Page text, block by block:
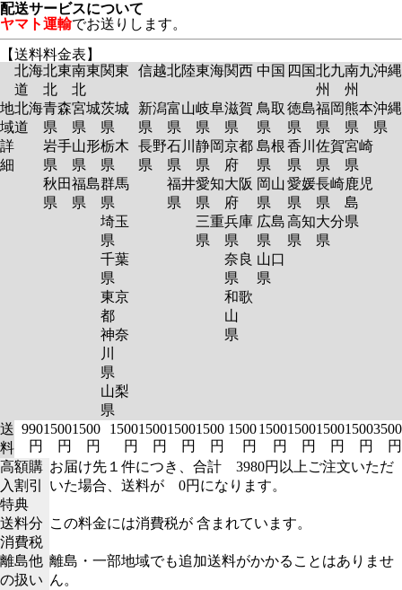
配送サービスについて
ヤマト運輸でお送りします。
【送料料金表】
北海
道
北東
北
南東
北
関東 信越北陸東海関西 中国 四国北九
州
南九
州
沖縄
地
域
詳
細
北海
道
青森
県
岩手
県
秋田
県
宮城
県
山形
県
福島
県
茨城
県
栃木
県
群馬
県
埼玉
県
千葉
県
東京
都
神奈
川
県
山梨
県
新潟
県
長野
県
富山
県
石川
県
福井
県
岐阜
県
静岡
県
愛知
県
三重
県
滋賀
県
京都
府
大阪
府
兵庫
県
奈良
県
和歌
山
県
鳥取
県
島根
県
岡山
県
広島
県
山口
県
徳島
県
香川
県
愛媛
県
高知
県
福岡
県
佐賀
県
長崎
県
大分
県
熊本
県
宮崎
県
鹿児
島
県
沖縄
県
送
料
990
円
1500
円
1500
円
1500
円
1500
円
1500
円
1500
円
1500
円
1500
円
1500
円
1500
円
1500
円
3500
円
高額購
入割引
特典
お届け先１件につき、合計 3980円以上ご注文いただ
いた場合、送料が 0円になります。
送料分
消費税
この料金には消費税が 含まれています。
離島他
の扱い
離島・一部地域でも追加送料がかかることはありませ
ん。